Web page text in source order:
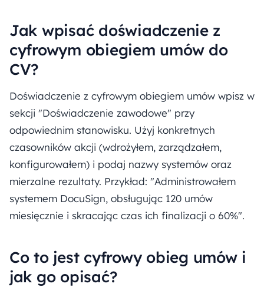
Jak wpisać doświadczenie z
cyfrowym obiegiem umów do
CV?
Doświadczenie z cyfrowym obiegiem umów wpisz w
sekcji "Doświadczenie zawodowe" przy
odpowiednim stanowisku. Użyj konkretnych
czasowników akcji (wdrożyłem, zarządzałem,
konfigurowałem) i podaj nazwy systemów oraz
mierzalne rezultaty. Przykład: "Administrowałem
systemem DocuSign, obsługując 120 umów
miesięcznie i skracając czas ich finalizacji o 60%".
Co to jest cyfrowy obieg umów i
jak go opisać?